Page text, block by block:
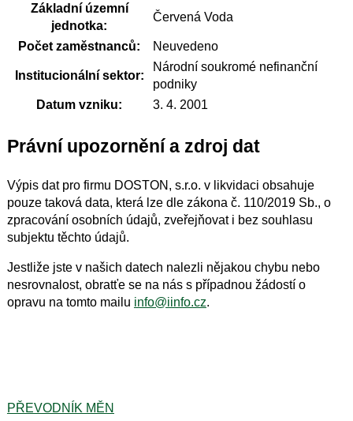
Základní územní
jednotka:
Červená Voda
Počet zaměstnanců: Neuvedeno
Institucionální sektor:
Národní soukromé nefinanční
podniky
Datum vzniku:
3. 4. 2001
Právní upozornění a zdroj dat
Výpis dat pro firmu DOSTON, s.r.o. v likvidaci obsahuje
pouze taková data, která lze dle zákona č. 110/2019 Sb., o
zpracování osobních údajů, zveřejňovat i bez souhlasu
subjektu těchto údajů.
Jestliže jste v našich datech nalezli nějakou chybu nebo
nesrovnalost, obratťe se na nás s případnou žádostí o
opravu na tomto mailu info@iinfo.cz.
PŘEVODNÍK MĚN